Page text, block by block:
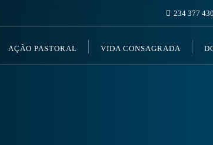
234 377 430
AÇÃO PASTORAL VIDA CONSAGRADA